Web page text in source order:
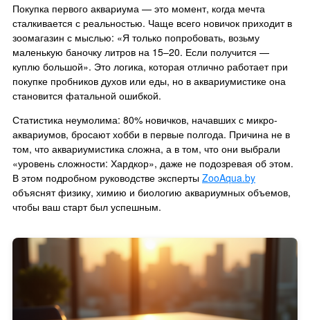
Покупка первого аквариума — это момент, когда мечта
сталкивается с реальностью. Чаще всего новичок приходит в
зоомагазин с мыслью: «Я только попробовать, возьму
маленькую баночку литров на 15–20. Если получится —
куплю большой». Это логика, которая отлично работает при
покупке пробников духов или еды, но в аквариумистике она
становится фатальной ошибкой.
Статистика неумолима: 80% новичков, начавших с микро-
аквариумов, бросают хобби в первые полгода. Причина не в
том, что аквариумистика сложна, а в том, что они выбрали
«уровень сложности: Хардкор», даже не подозревая об этом.
В этом подробном руководстве эксперты ZooAqua.by
объяснят физику, химию и биологию аквариумных объемов,
чтобы ваш старт был успешным.